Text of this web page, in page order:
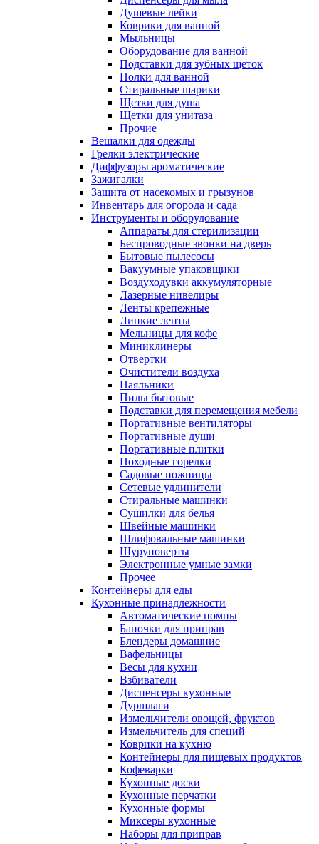
Душевые лейки
Коврики для ванной
Мыльницы
Оборудование для ванной
Подставки для зубных щеток
Полки для ванной
Стиральные шарики
Щетки для душа
Щетки для унитаза
Прочие
Вешалки для одежды
Грелки электрические
Диффузоры ароматические
Зажигалки
Защита от насекомых и грызунов
Инвентарь для огорода и сада
Инструменты и оборудование
Аппараты для стерилизации
Беспроводные звонки на дверь
Бытовые пылесосы
Вакуумные упаковщики
Воздуходувки аккумуляторные
Лазерные нивелиры
Ленты крепежные
Липкие ленты
Мельницы для кофе
Миниклинеры
Отвертки
Очистители воздуха
Паяльники
Пилы бытовые
Подставки для перемещения мебели
Портативные вентиляторы
Портативные души
Портативные плитки
Походные горелки
Садовые ножницы
Сетевые удлинители
Стиральные машинки
Сушилки для белья
Швейные машинки
Шлифовальные машинки
Шуруповерты
Электронные умные замки
Прочее
Контейнеры для еды
Кухонные принадлежности
Автоматические помпы
Баночки для приправ
Блендеры домашние
Вафельницы
Весы для кухни
Взбиватели
Диспенсеры кухонные
Дуршлаги
Измельчители овощей, фруктов
Измельчитель для специй
Коврики на кухню
Контейнеры для пищевых продуктов
Кофеварки
Кухонные доски
Кухонные перчатки
Кухонные формы
Миксеры кухонные
Наборы для приправ